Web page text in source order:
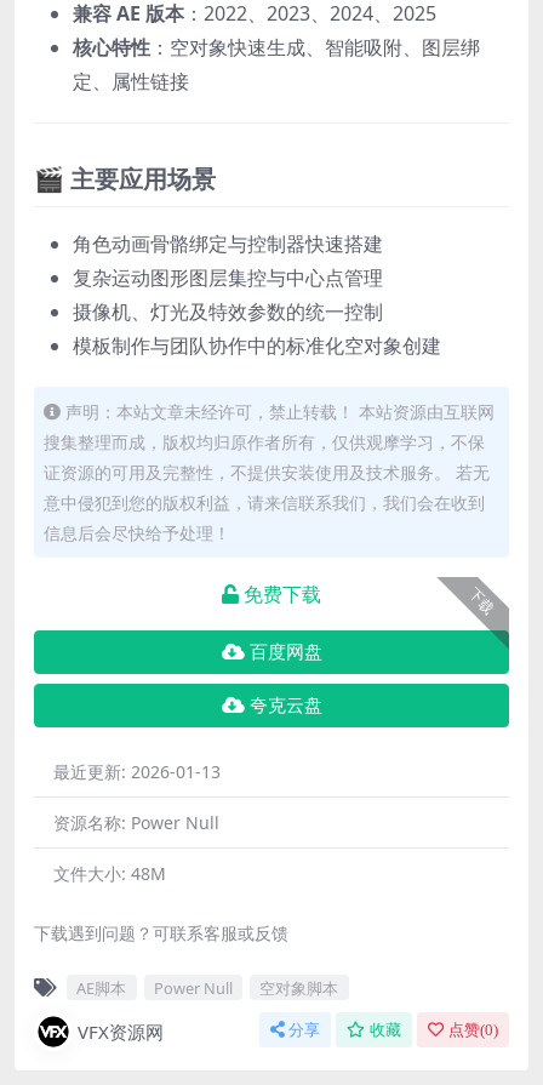
兼容 AE 版本：2022、2023、2024、2025
核心特性 ：空对象快速生成、智能吸附、图层绑
定、属性链接
🎬 主要应用场景
角色动画骨骼绑定与控制器快速搭建
复杂运动图形图层集控与中心点管理
摄像机、灯光及特效参数的统一控制
模板制作与团队协作中的标准化空对象创建
声明：本站文章未经许可，禁止转载！ 本站资源由互联网
搜集整理而成，版权均归原作者所有，仅供观摩学习，不保
证资源的可用及完整性，不提供安装使用及技术服务。 若无
意中侵犯到您的版权利益，请来信联系我们，我们会在收到
信息后会尽快给予处理！
下载
免费下载
百度网盘
夸克云盘
最近更新: 2026-01-13
资源名称: Power Null
文件大小: 48M
下载遇到问题？可联系客服或反馈
AE脚本 Power Null 空对象脚本
VFX资源网 分享 收藏 点赞(0)